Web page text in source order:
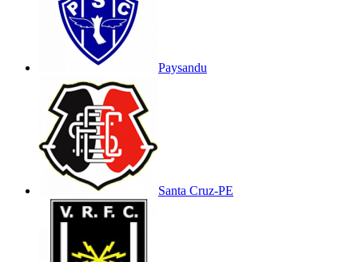
Paysandu
Santa Cruz-PE